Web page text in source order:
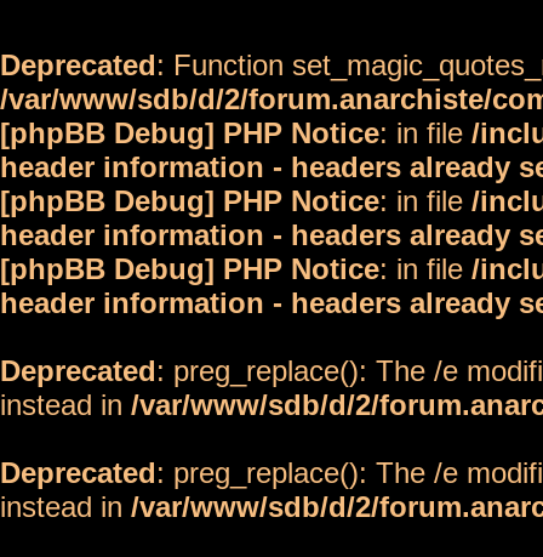
Deprecated: Function
/var/www/sdb/d/2/forum.anarchiste/
[phpBB Debug] PHP Notice: in file /
header information - headers already
[phpBB Debug] PHP Notice: in file /
header information - headers already
[phpBB Debug] PHP Notice: in file /
header information - headers already
Deprecated: preg_replace(): The /e
instead in /var/www/sdb/d/2/
Deprecated: preg_replace(): The /e
instead in /var/www/sdb/d/2/